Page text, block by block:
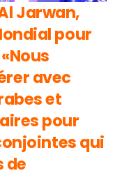
Jarwan,
pour
avec
et
pour
qui
de